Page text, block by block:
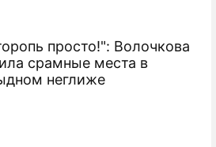
просто!": Волочкова
срамные места в
неглиже